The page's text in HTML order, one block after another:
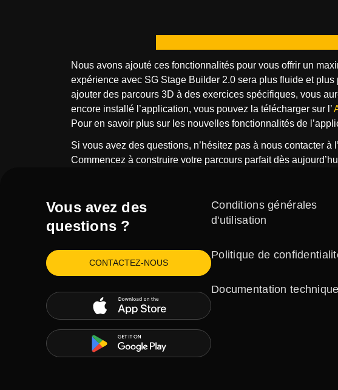
Nous avons ajouté ces fonctionnalités pour vous offrir un
expérience avec SG Stage Builder 2.0 sera plus fluide et
ajouter des parcours 3D à des exercices spécifiques, vous
encore installé l’application, vous pouvez la télécharger sur l’
Pour en savoir plus sur les nouvelles fonctionnalités de
Si vous avez des questions, n’hésitez pas à nous contacter à
Commencez à construire votre parcours parfait dès
Vous avez des
questions ?
CONTACTEZ-NOUS
Conditions générales
d'utilisation
Politique de
Documentation technique